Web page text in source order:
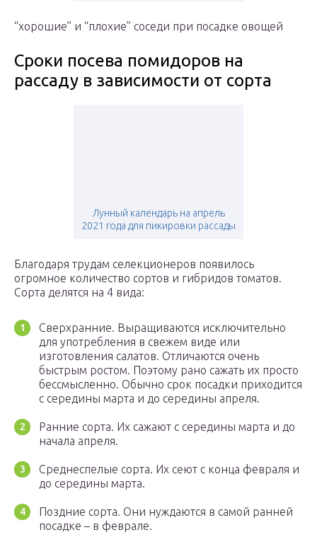
“хорошие” и “плохие” соседи при посадке овощей
Сроки посева помидоров на
рассаду в зависимости от сорта
Лунный календарь на апрель
2021 года для пикировки рассады
Благодаря трудам селекционеров появилось
огромное количество сортов и гибридов томатов.
Сорта делятся на 4 вида:
Сверхранние. Выращиваются исключительно
для употребления в свежем виде или
изготовления салатов. Отличаются очень
быстрым ростом. Поэтому рано сажать их просто
бессмысленно. Обычно срок посадки приходится
с середины марта и до середины апреля.
Ранние сорта. Их сажают с середины марта и до
начала апреля.
Среднеспелые сорта. Их сеют с конца февраля и
до середины марта.
Поздние сорта. Они нуждаются в самой ранней
посадке – в феврале.